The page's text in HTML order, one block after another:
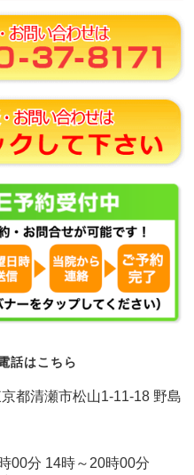
話はこちら
都清瀬市松山1-11-18 野島
00分 14時～20時00分